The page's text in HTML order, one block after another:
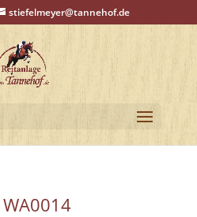
stiefelmeyer@tannehof.de